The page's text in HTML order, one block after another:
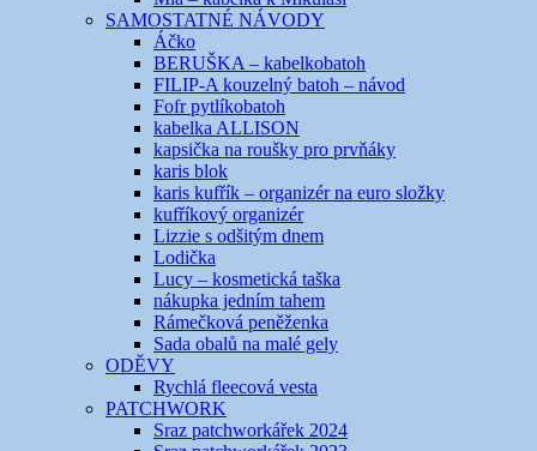
SAMOSTATNÉ NÁVODY
Áčko
BERUŠKA – kabelkobatoh
FILIP-A kouzelný batoh – návod
Fofr pytlíkobatoh
kabelka ALLISON
kapsička na roušky pro prvňáky
karis blok
karis kufřík – organizér na euro složky
kufříkový organizér
Lizzie s odšitým dnem
Lodička
Lucy – kosmetická taška
nákupka jedním tahem
Rámečková peněženka
Sada obalů na malé gely
ODĚVY
Rychlá fleecová vesta
PATCHWORK
Sraz patchworkářek 2024